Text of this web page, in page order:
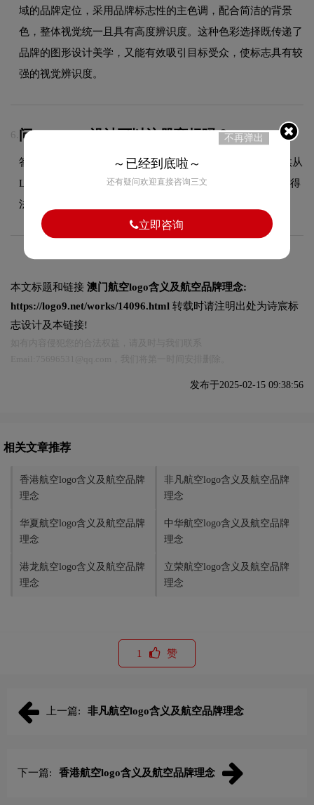
域的品牌定位，采用品牌标志性的主色调，配合简洁的背景
色，整体视觉统一且具有高度辨识度。这种色彩选择既传递了
品牌的图形设计美学，又能有效吸引目标受众，使标志具有较
强的视觉辨识度。
6. 问：LOGO设计可以注册商标吗？
答：可以，我们拥有专业的商标代理资质，能够为客户提供从
LOGO设计到商标注册的一站式服务，确保您的品牌标识获得
法律保护。
本文标题和链接 澳门航空logo含义及航空品牌理念:
https://logo9.net/works/14096.html 转载时请注明出处为诗宸标
志设计及本链接!
发布于2025-02-15 09:38:56
相关文章推荐
香港航空logo含义及航空品牌
理念
‌非凡航空logo含义及航空品牌
理念
华夏航空logo含义及航空品牌
理念
中华航空logo含义及航空品牌
理念
港龙航空logo含义及航空品牌
理念
立荣航空logo含义及航空品牌
理念
1 赞
上一篇: ‌非凡航空logo含义及航空品牌理念
下一篇: 香港航空logo含义及航空品牌理念
不再弹出
～已经到底啦～
还有疑问欢迎直接咨询三文
立即咨询